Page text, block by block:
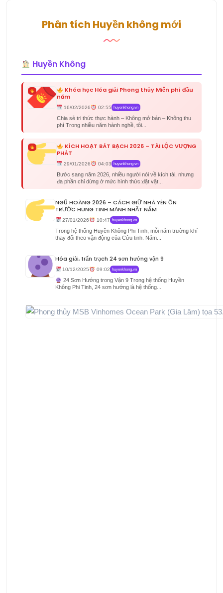
Phân tích Huyền không mới
Huyền Không
Khóa học Hóa giải Phong thủy Miễn phí đầu
năm
16/02/2026 02:55 huyenkhong.vn
Chia sẻ tri thức thực hành – Không mở bán – Không thu
phí Trong nhiều năm hành nghề, tôi...
KÍCH HOẠT BÁT BẠCH 2026 – TÀI LỘC VƯỢNG
PHÁT
29/01/2026 04:03 huyenkhong.vn
Bước sang năm 2026, nhiều người nói về kích tài, nhưng
đa phần chỉ dừng ở mức hình thức:đặt vật...
NGŨ HOÀNG 2026 – CÁCH GIỮ NHÀ YÊN ỔN
TRƯỚC HUNG TINH MẠNH NHẤT NĂM
27/01/2026 10:47 huyenkhong.vn
Trong hệ thống Huyền Không Phi Tinh, mỗi năm trường khí
thay đổi theo vận động của Cửu tinh. Năm...
Hóa giải, trấn trạch 24 sơn hướng vận 9
10/12/2025 09:02 huyenkhong.vn
24 Sơn Hướng trong Vận 9 Trong hệ thống Huyền
Không Phi Tinh, 24 sơn hướng là hệ thống...